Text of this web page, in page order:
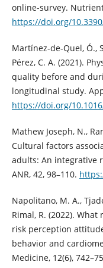
online-survey.
https://doi.org/
Martínez-de-Quel, Ó.,
Pérez, C. A. (2021).
quality before and
longitudinal study.
https://doi.org/
Mathew Joseph, N.,
Cultural factors
adults: An integrative
ANR, 42, 98–110.
Napolitano, M. A.,
Rimal, R. (2022).
risk perception
behavior and
Medicine, 12(6),